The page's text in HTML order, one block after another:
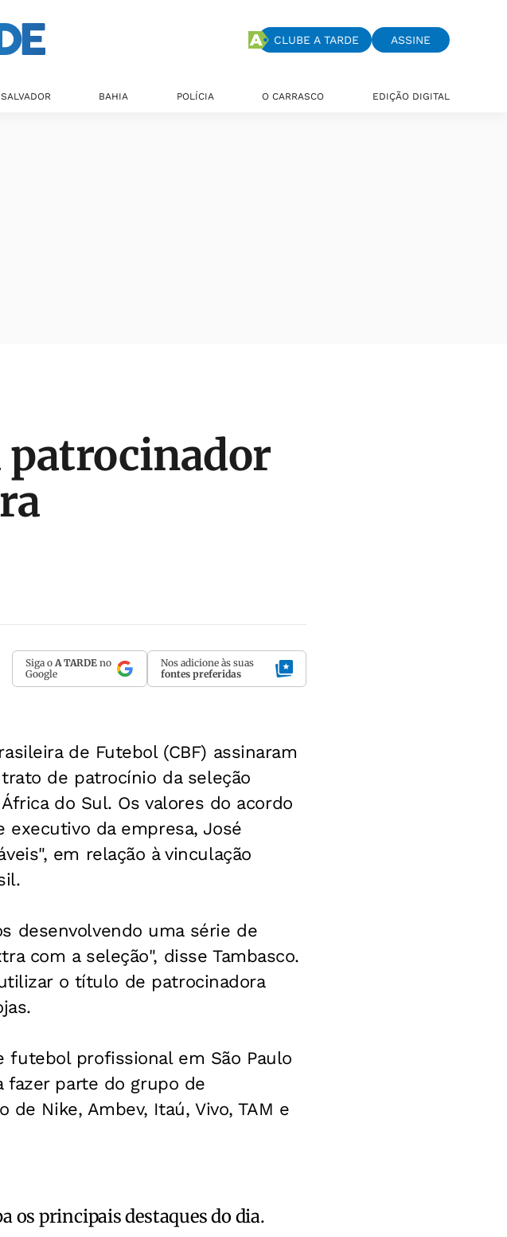
CLUBE A TARDE ASSINE
SALVADOR BAHIA POLÍCIA O CARRASCO EDIÇÃO DIGITAL
patrocinador
Siga o A TARDE no
Google
Nos adicione às suas
fontes preferidas
de Futebol (CBF) assinaram
de patrocínio da seleção
do Sul. Os valores do acordo
da empresa, José
em relação à vinculação
desenvolvendo uma série de
com a seleção", disse Tambasco.
o título de patrocinadora
futebol profissional em São Paulo
fazer parte do grupo de
Nike, Ambev, Itaú, Vivo, TAM e
os principais destaques do dia.